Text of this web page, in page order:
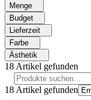
Menge
Budget
Lieferzeit
Farbe
Ästhetik
18 Artikel gefunden
18 Artikel gefunden